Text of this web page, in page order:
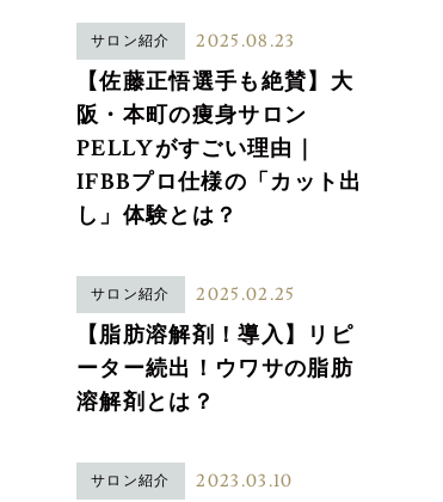
サロン紹介 2025.08.23
【佐藤正悟選手も絶賛】大
阪・本町の痩身サロン
PELLYがすごい理由｜
IFBBプロ仕様の「カット出
し」体験とは？
サロン紹介 2025.02.25
【脂肪溶解剤！導入】リピ
ーター続出！ウワサの脂肪
溶解剤とは？
サロン紹介 2023.03.10